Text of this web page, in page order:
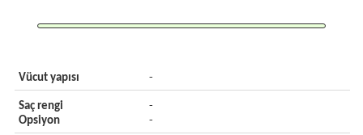
Vücut yapısı -
Saç rengi
Opsiyon
-
-